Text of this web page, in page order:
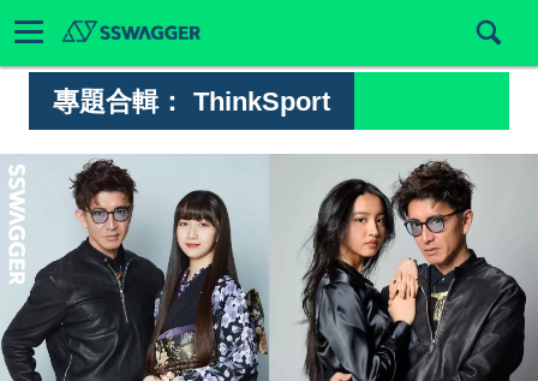
專題合輯： ThinkSport